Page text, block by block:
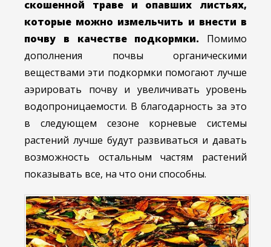
скошенной траве и опавших листьях,
которые можно измельчить и внести в
почву в качестве подкормки. Помимо
дополнения почвы органическими
веществами эти подкормки помогают лучше
аэрировать почву и увеличивать уровень
водопроницаемости. В благодарность за это
в следующем сезоне корневые системы
растений лучше будут развиваться и давать
возможность остальным частям растений
показывать все, на что они способны.